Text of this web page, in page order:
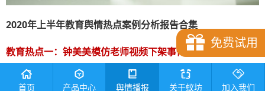
2020年上半年教育舆情热点案例分析报告合集
教育热点一：钟美美模仿老师视频下架事件
热点简介： 2020年5月，来自东北鹤岗的一名初中学生在快
免费试用
首页 产品中心 舆情播报 关于蚁坊 加入我们